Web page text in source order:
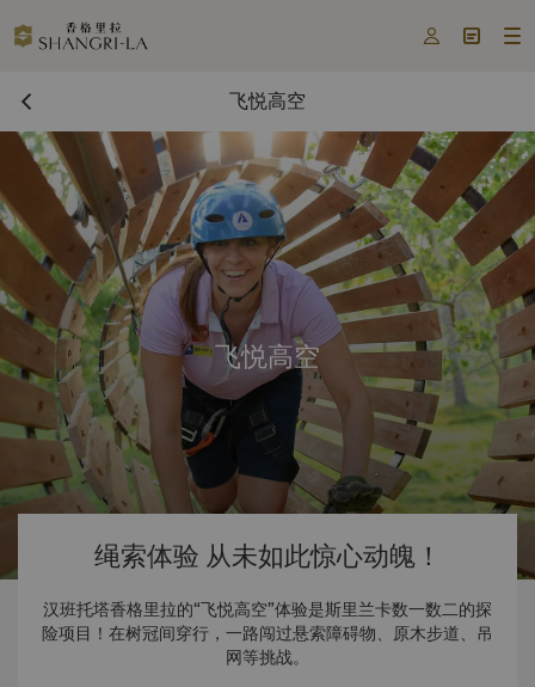
  
飞悦高空
飞悦高空
绳索体验 从未如此惊心动魄！
汉班托塔香格里拉的“飞悦高空”体验是斯里兰卡数一数二的探
险项目！在树冠间穿行，一路闯过悬索障碍物、原木步道、吊
网等挑战。